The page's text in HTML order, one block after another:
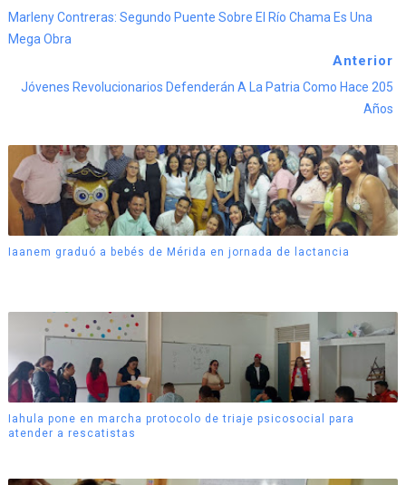
Marleny Contreras: Segundo Puente Sobre El Río Chama Es Una
Mega Obra
Anterior
Jóvenes Revolucionarios Defenderán A La Patria Como Hace 205
Años
Iaanem graduó a bebés de Mérida en jornada de lactancia
Iahula pone en marcha protocolo de triaje psicosocial para
atender a rescatistas